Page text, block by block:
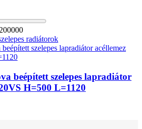
radiátorok
beépített szelepes lapradiátor
H=500 L=1120